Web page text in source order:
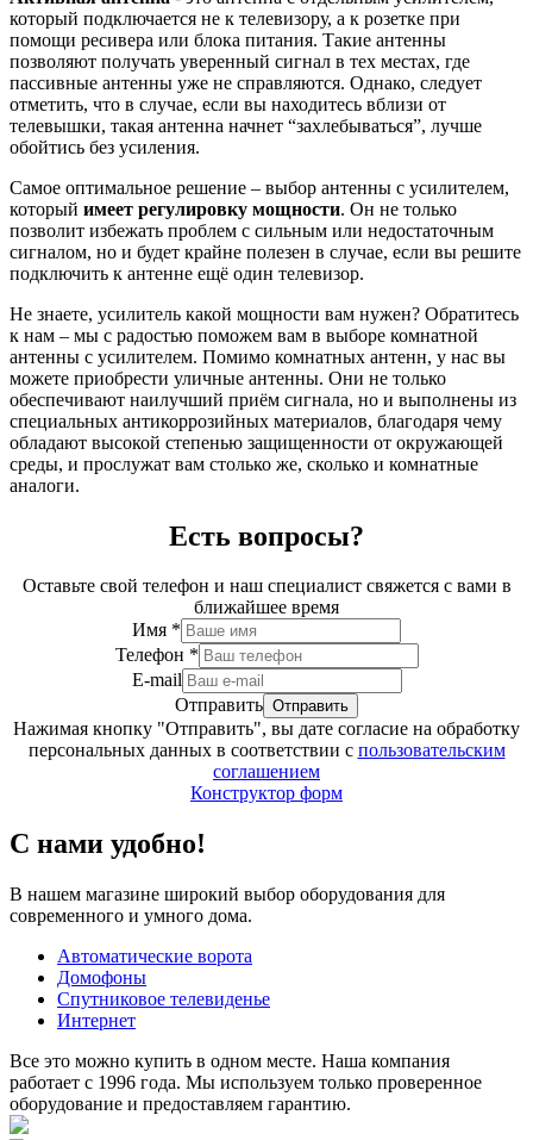
который подключается не к телевизору, а к розетке при
помощи ресивера или блока питания. Такие антенны
позволяют получать уверенный сигнал в тех местах, где
пассивные антенны уже не справляются. Однако, следует
отметить, что в случае, если вы находитесь вблизи от
телевышки, такая антенна начнет “захлебываться”, лучше
обойтись без усиления.
Самое оптимальное решение – выбор антенны с усилителем,
который имеет регулировку мощности. Он не только
позволит избежать проблем с сильным или недостаточным
сигналом, но и будет крайне полезен в случае, если вы решите
подключить к антенне ещё один телевизор.
Не знаете, усилитель какой мощности вам нужен? Обратитесь
к нам – мы с радостью поможем вам в выборе комнатной
антенны с усилителем. Помимо комнатных антенн, у нас вы
можете приобрести уличные антенны. Они не только
обеспечивают наилучший приём сигнала, но и выполнены из
специальных антикоррозийных материалов, благодаря чему
обладают высокой степенью защищенности от окружающей
среды, и прослужат вам столько же, сколько и комнатные
аналоги.
Есть вопросы?
Оставьте свой телефон и наш специалист свяжется с вами в
ближайшее время
Имя *
Телефон *
E-mail
Отправить
Нажимая кнопку "Отправить", вы дате согласие на обработку
персональных данных в соответствии с пользовательским
соглашением
Конструктор форм
С нами удобно!
В нашем магазине широкий выбор оборудования для
современного и умного дома.
Автоматические ворота
Домофоны
Спутниковое телевиденье
Интернет
Все это можно купить в одном месте. Наша компания
работает с 1996 года. Мы используем только проверенное
оборудование и предоставляем гарантию.